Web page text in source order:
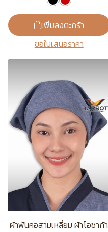
เพิ่มลงตะกร้า
ขอใบเสนอราคา
ผ้าพันคอสามเหลี่ยม ผ้าโอซาก้า